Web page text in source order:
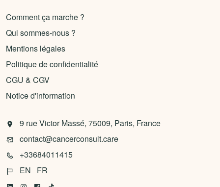
Comment ça marche ?
Qui sommes-nous ?
Mentions légales
Politique de confidentialité
CGU & CGV
Notice d'information
9 rue Victor Massé, 75009, Paris, France
contact@cancerconsult.care
+33684011415
EN
FR